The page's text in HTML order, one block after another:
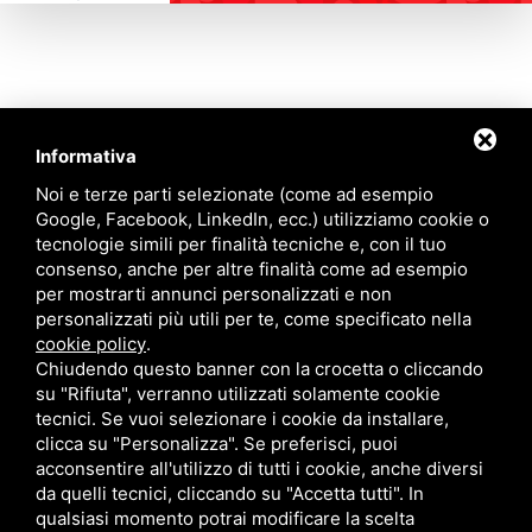
Informativa
Noi e terze parti selezionate (come ad esempio
Google, Facebook, LinkedIn, ecc.) utilizziamo cookie o
tecnologie simili per finalità tecniche e, con il tuo
consenso, anche per altre finalità come ad esempio
per mostrarti annunci personalizzati e non
personalizzati più utili per te, come specificato nella
cookie policy.
Chiudendo questo banner con la crocetta o cliccando
su "Rifiuta", verranno utilizzati solamente cookie
tecnici. Se vuoi selezionare i cookie da installare,
clicca su "Personalizza". Se preferisci, puoi
acconsentire all'utilizzo di tutti i cookie, anche diversi
da quelli tecnici, cliccando su "Accetta tutti". In
qualsiasi momento potrai modificare la scelta
Contattaci
Via Quinto Bucci, 205, 47521 Cesena (FC)
+39 0543 31536
+39 320 6635083
info@amiciziaeamore.it
Links
Chi siamo
Crea il tuo profilo
Franchising
Annunci
Blog
Contatti
Follow Us